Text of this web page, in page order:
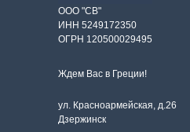
Ждем Вас в Греции!
ул. Красноармейская, д.26
Дзержинск
ООО "СВ"
ИНН 5249172350
ОГРН 120500029495